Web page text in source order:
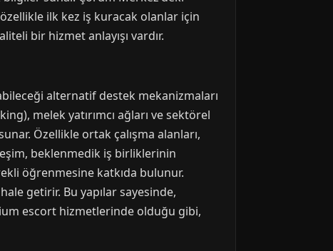
ilk kez iş kuracak olanlar için
bir hizmet anlayışı vardır.
alternatif destek mekanizmaları
melek yatırımcı ağları ve sektörel
Özellikle ortak çalışma alanları,
beklenmedik iş birliklerinin
öğrenmesine katkıda bulunur.
getirir. Bu yapılar sayesinde,
escort hizmetlerinde olduğu gibi,